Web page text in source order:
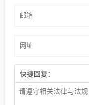
快捷回复：